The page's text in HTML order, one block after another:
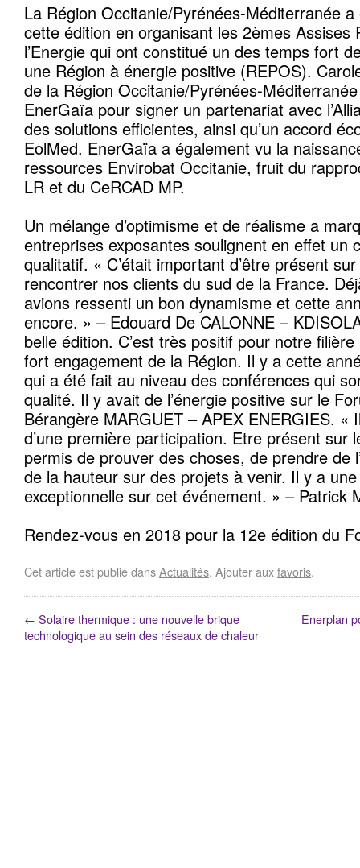
La Région Occitanie/Pyrénées-Méditerranée
cette édition en organisant les 2èmes Assises
l’Energie qui ont constitué un des temps fort
une Région à énergie positive (REPOS).
de la Région Occitanie/Pyrénées-
EnerGaïa pour signer un partenariat avec
des solutions efficientes, ainsi qu’un accord
EolMed. EnerGaïa a également vu la
ressources Envirobat Occitanie, fruit du
LR et du CeRCAD MP.
Un mélange d’optimisme et de réalisme a
entreprises exposantes soulignent en effet un
qualitatif. « C’était important d’être présent
rencontrer nos clients du sud de la France.
avions ressenti un bon dynamisme et cette
encore. » – Edouard De CALONNE –
belle édition. C’est très positif pour notre
fort engagement de la Région. Il y a cette
qui a été fait au niveau des conférences qui
qualité. Il y avait de l’énergie positive sur le
Bérangère MARGUET – APEX ENERGIES. «
d’une première participation. Etre présent sur
permis de prouver des choses, de prendre de
de la hauteur sur des projets à venir. Il y a
exceptionnelle sur cet événement. » – Patrick
Rendez-vous en 2018 pour la 12e édition du
Cet article est publié dansActualités. Ajouter auxfavoris.
← Solaire thermique : une nouvelle brique
technologique au sein des réseaux de chaleur
Enerplan